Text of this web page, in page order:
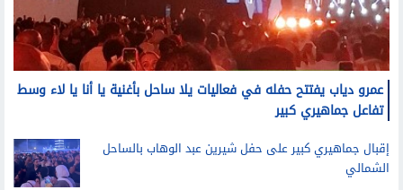
عمرو دياب يفتتح حفله في فعاليات يلا ساحل بأغنية يا أنا يا لاء وسط
تفاعل جماهيري كبير
إقبال جماهيري كبير على حفل شيرين عبد الوهاب بالساحل
الشمالي